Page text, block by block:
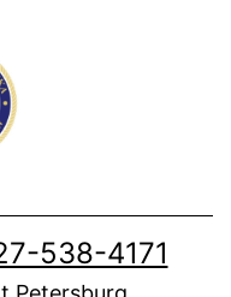
538-4171